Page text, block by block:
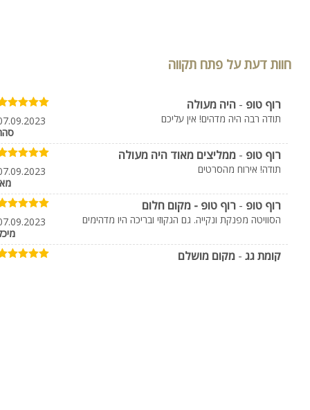
חוות דעת על פתח תקווה
רוף טופ - היה מעולה
תודה רבה היה מדהים! אין עליכם
רוף טופ - ממליצים מאוד היה מעולה
תודה! אירוח מהסרטים
רוף טופ - רוף טופ - מקום חלום
הסוויטה מפנקת ונקייה. גם הגקוזי ובריכה היו מדהימים
קומת גג - מקום מושלם
מאנקי אשדוד
אשדוד
054-8800680
חורבת קייאפה
בית שמש